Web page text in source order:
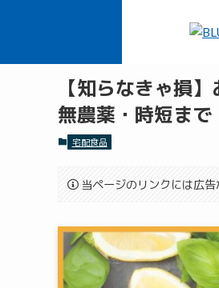
【知らなきゃ損
無農薬・時短まで
宅配食品
当ページのリンクには広告